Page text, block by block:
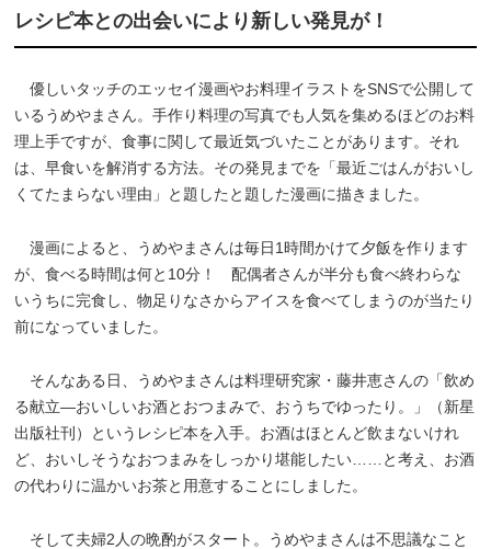
レシピ本との出会いにより新しい発見が！
優しいタッチのエッセイ漫画やお料理イラストをSNSで公開して
いるうめやまさん。手作り料理の写真でも人気を集めるほどのお料
理上手ですが、食事に関して最近気づいたことがあります。それ
は、早食いを解消する方法。その発見までを「最近ごはんがおいし
くてたまらない理由」と題したと題した漫画に描きました。
漫画によると、うめやまさんは毎日1時間かけて夕飯を作ります
が、食べる時間は何と10分！ 配偶者さんが半分も食べ終わらな
いうちに完食し、物足りなさからアイスを食べてしまうのが当たり
前になっていました。
そんなある日、うめやまさんは料理研究家・藤井恵さんの「飲め
る献立―おいしいお酒とおつまみで、おうちでゆったり。」（新星
出版社刊）というレシピ本を入手。お酒はほとんど飲まないけれ
ど、おいしそうなおつまみをしっかり堪能したい……と考え、お酒
の代わりに温かいお茶と用意することにしました。
そして夫婦2人の晩酌がスタート。うめやまさんは不思議なこと